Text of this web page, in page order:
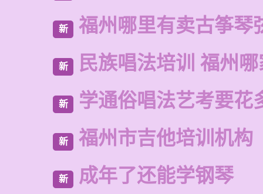
新 福州哪里有卖古筝琴
新 民族唱法培训 福州
新 学通俗唱法艺考要花
新 福州市吉他培训机构
新 成年了还能学钢琴